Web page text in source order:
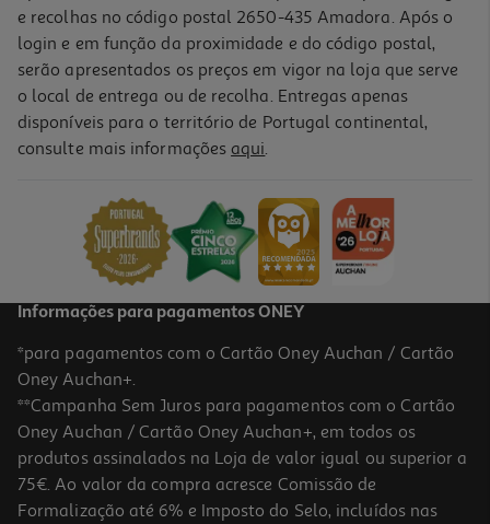
Ração Para Cão Purina One Monoproteína Peru 7kg
42,99 €
e recolhas no código postal 2650-435 Amadora. Após o
login e em função da proximidade e do código postal,
serão apresentados os preços em vigor na loja que serve
o local de entrega ou de recolha. Entregas apenas
disponíveis para o território de Portugal continental,
consulte mais informações aqui.
Informações para pagamentos ONEY
*para pagamentos com o Cartão Oney Auchan / Cartão
Oney Auchan+.
**Campanha Sem Juros para pagamentos com o Cartão
Oney Auchan / Cartão Oney Auchan+, em todos os
produtos assinalados na Loja de valor igual ou superior a
75€. Ao valor da compra acresce Comissão de
Formalização até 6% e Imposto do Selo, incluídos nas